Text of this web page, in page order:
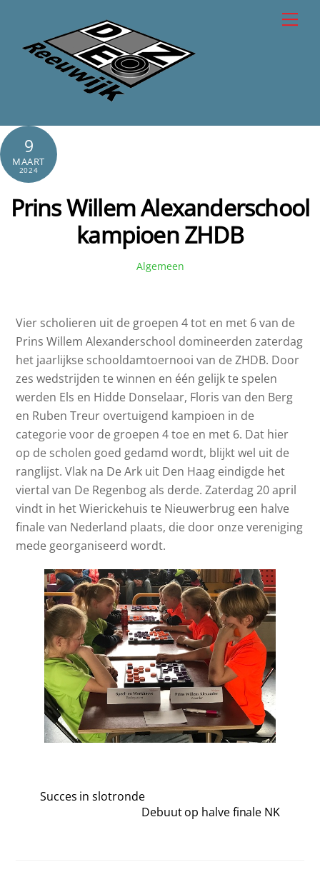
content
9
MAART
2024
Prins Willem Alexanderschool
kampioen ZHDB
Algemeen
Vier scholieren uit de groepen 4 tot en met 6 van de
Prins Willem Alexanderschool domineerden zaterdag
het jaarlijkse schooldamtoernooi van de ZHDB. Door
zes wedstrijden te winnen en één gelijk te spelen
werden Els en Hidde Donselaar, Floris van den Berg
en Ruben Treur overtuigend kampioen in de
categorie voor de groepen 4 toe en met 6. Dat hier
op de scholen goed gedamd wordt, blijkt wel uit de
ranglijst. Vlak na De Ark uit Den Haag eindigde het
viertal van De Regenbog als derde. Zaterdag 20 april
vindt in het Wierickehuis te Nieuwerbrug een halve
finale van Nederland plaats, die door onze vereniging
mede georganiseerd wordt.
Succes in slotronde
Debuut op halve finale NK